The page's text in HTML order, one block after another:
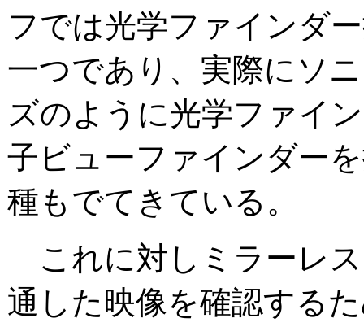
フでは光学ファインダ
一つであり、実際にソ
ズのように光学ファイ
子ビューファインダー
種もでてきている。
これに対しミラーレ
通した映像を確認する